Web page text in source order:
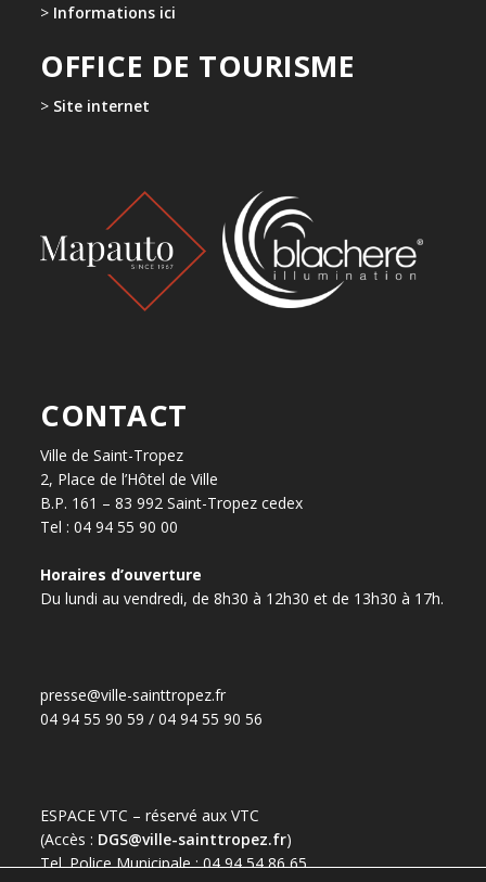
> Informations ici
OFFICE DE TOURISME
> Site internet
CONTACT
Ville de Saint-Tropez
2, Place de l’Hôtel de Ville
B.P. 161 – 83 992 Saint-Tropez cedex
Tel : 04 94 55 90 00
Horaires d’ouverture
Du lundi au vendredi, de 8h30 à 12h30 et de 13h30 à 17h.
presse@ville-sainttropez.fr
04 94 55 90 59 / 04 94 55 90 56
ESPACE VTC – réservé aux VTC
(Accès : DGS@ville-sainttropez.fr)
Tel. Police Municipale : 04 94 54 86 65